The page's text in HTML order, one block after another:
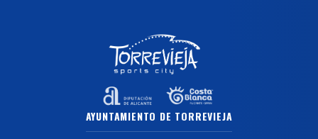
AYUNTAMIENTO DE TORREVIEJA